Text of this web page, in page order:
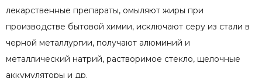
лекарственные препараты, омыляют жиры при
производстве бытовой химии, исключают серу из стали в
черной металлургии, получают алюминий и
металлический натрий, растворимое стекло, щелочные
аккумуляторы и др.